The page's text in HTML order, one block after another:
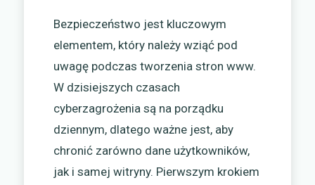
Bezpieczeństwo jest kluczowym
elementem, który należy wziąć pod
uwagę podczas tworzenia stron www.
W dzisiejszych czasach
cyberzagrożenia są na porządku
dziennym, dlatego ważne jest, aby
chronić zarówno dane użytkowników,
jak i samej witryny. Pierwszym krokiem